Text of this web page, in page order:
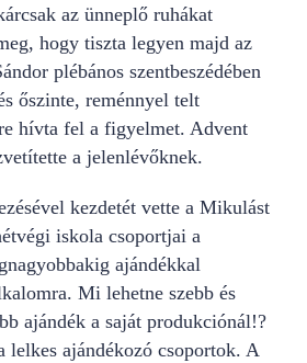
az ünneplő ruhákat
hogy tiszta legyen majd az
plébános szentbeszédében
őszinte, reménnyel telt
hívta fel a figyelmet. Advent
a jelenlévőknek.
kezdetét vette a Mikulást
iskola csoportjai a
ajándékkal
Mi lehetne szebb és
ajándék a saját produkciónál!?
lelkes ajándékozó csoportok. A